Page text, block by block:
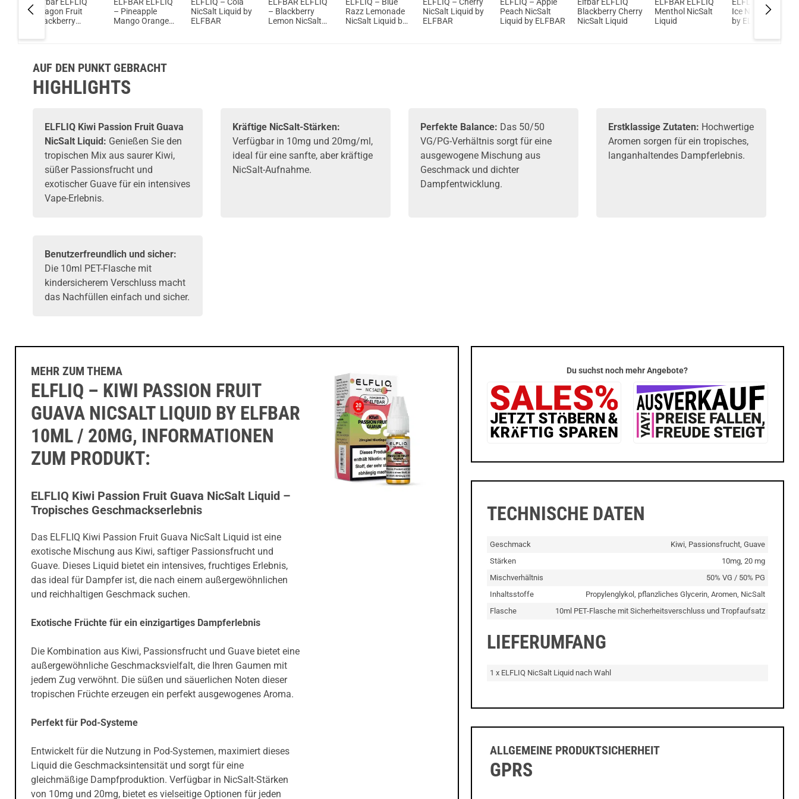
Dragon Fruit
Blackberry
– Pineapple
Mango Orange
NicSalt Liquid by
ELFBAR
– Blackberry
Lemon NicSalt
Razz Lemonade
NicSalt Liquid by
NicSalt Liquid by
ELFBAR
Peach NicSalt
Liquid by ELFBAR
Blackberry Cherry
NicSalt Liquid
Menthol NicSalt
Liquid
Ice NicSalt Liquid
by ELFBAR
AUF DEN PUNKT GEBRACHT
HIGHLIGHTS
ELFLIQ Kiwi Passion Fruit Guava
NicSalt Liquid: Genießen Sie den
tropischen Mix aus saurer Kiwi,
süßer Passionsfrucht und
exotischer Guave für ein intensives
Vape-Erlebnis.
Kräftige NicSalt-Stärken:
Verfügbar in 10mg und 20mg/ml,
ideal für eine sanfte, aber kräftige
NicSalt-Aufnahme.
Perfekte Balance: Das 50/50
VG/PG-Verhältnis sorgt für eine
ausgewogene Mischung aus
Geschmack und dichter
Dampfentwicklung.
Erstklassige Zutaten: Hochwertige
Aromen sorgen für ein tropisches,
langanhaltendes Dampferlebnis.
Benutzerfreundlich und sicher:
Die 10ml PET-Flasche mit
kindersicherem Verschluss macht
das Nachfüllen einfach und sicher.
MEHR ZUM THEMA
ELFLIQ – KIWI PASSION FRUIT
GUAVA NICSALT LIQUID BY ELFBAR
10ML / 20MG, INFORMATIONEN
ZUM PRODUKT:
ELFLIQ Kiwi Passion Fruit Guava NicSalt Liquid –
Tropisches Geschmackserlebnis
Das ELFLIQ Kiwi Passion Fruit Guava NicSalt Liquid ist eine
exotische Mischung aus Kiwi, saftiger Passionsfrucht und
Guave. Dieses Liquid bietet ein intensives, fruchtiges Erlebnis,
das ideal für Dampfer ist, die nach einem außergewöhnlichen
und reichhaltigen Geschmack suchen.
Exotische Früchte für ein einzigartiges Dampferlebnis
Die Kombination aus Kiwi, Passionsfrucht und Guave bietet eine
außergewöhnliche Geschmacksvielfalt, die Ihren Gaumen mit
jedem Zug verwöhnt. Die süßen und säuerlichen Noten dieser
tropischen Früchte erzeugen ein perfekt ausgewogenes Aroma.
Perfekt für Pod-Systeme
Entwickelt für die Nutzung in Pod-Systemen, maximiert dieses
Liquid die Geschmacksintensität und sorgt für eine
gleichmäßige Dampfproduktion. Verfügbar in NicSalt-Stärken
von 10mg und 20mg, bietet es vielseitige Optionen für jeden
Du suchst noch mehr Angebote?
TECHNISCHE DATEN
Geschmack
Kiwi, Passionsfrucht, Guave
Stärken
10mg, 20 mg
Mischverhältnis
50% VG / 50% PG
Inhaltsstoffe
Propylenglykol, pflanzliches Glycerin, Aromen, NicSalt
Flasche
10ml PET-Flasche mit Sicherheitsverschluss und Tropfaufsatz
LIEFERUMFANG
1 x ELFLIQ NicSalt Liquid nach Wahl
ALLGEMEINE PRODUKTSICHERHEIT
GPRS